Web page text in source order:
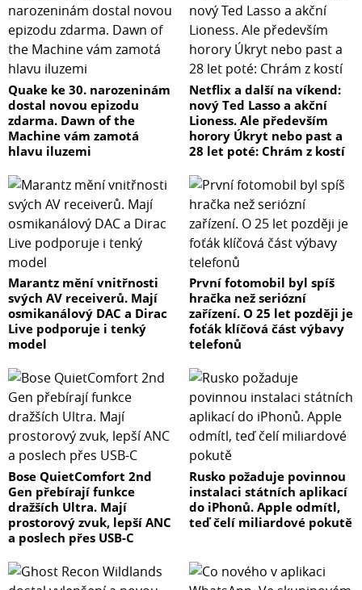
Quake ke 30. narozeninám
dostal novou epizodu
zdarma. Dawn of the
Machine vám zamotá
hlavu iluzemi
Netflix a další na víkend:
nový Ted Lasso a akční
Lioness. Ale především
horory Úkryt nebo past a
28 let poté: Chrám z kostí
Marantz mění vnitřnosti
svých AV receiverů. Mají
osmikanálový DAC a Dirac
Live podporuje i tenký
model
První fotomobil byl spíš
hračka než seriózní
zařízení. O 25 let později je
foťák klíčová část výbavy
telefonů
Bose QuietComfort 2nd
Gen přebírají funkce
dražších Ultra. Mají
prostorový zvuk, lepší ANC
a poslech přes USB-C
Rusko požaduje povinnou
instalaci státních aplikací
do iPhonů. Apple odmítl,
teď čelí miliardové pokutě